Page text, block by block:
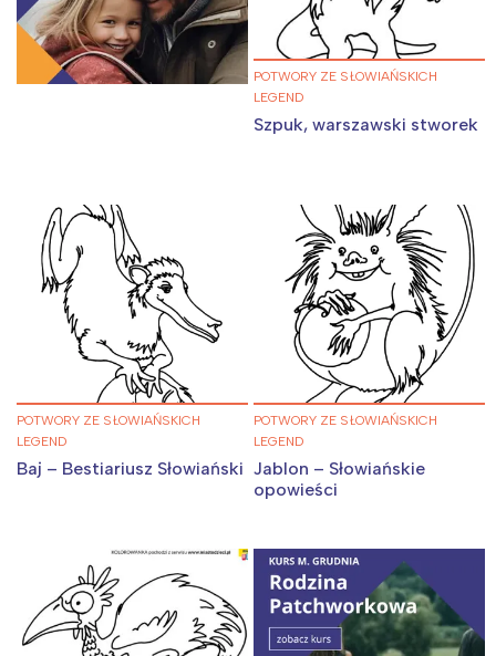
POTWORY ZE SŁOWIAŃSKICH
LEGEND
Szpuk, warszawski stworek
POTWORY ZE SŁOWIAŃSKICH
LEGEND
Baj – Bestiariusz Słowiański
POTWORY ZE SŁOWIAŃSKICH
LEGEND
Jablon – Słowiańskie
opowieści